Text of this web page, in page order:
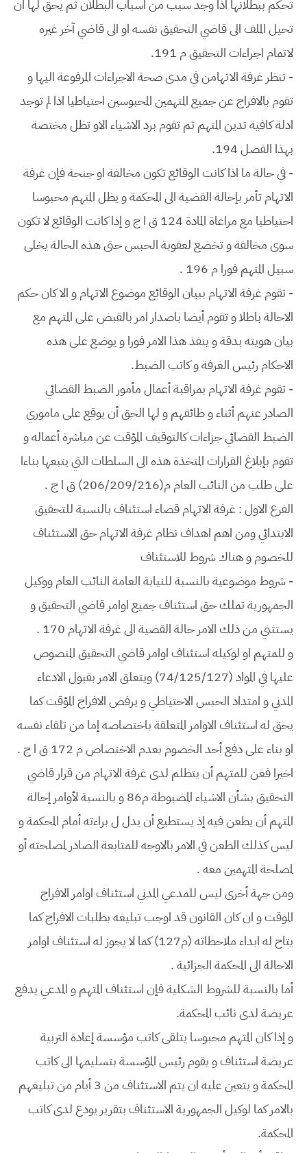
تحكم ببطلانها اذا وجد سبب من اسباب البطلان ثم يحق لها ان
تحيل الملف الى قاضي التحقيق نفسه او الى قاضي آخر غيره
لاتمام اجراءات التحقيق م 191.
- تنظر غرفة الاتهامن في مدى صحة الاجراءات المرفوعة اليها و
تقوم بالافراج عن جميع المتهمين المحبوسين احتياطيا اذا لم توجد
ادلة كافية تدين المتهم ثم تقوم برد الاشياء الاو تظل مختصة
بهذا الفصل 194.
- في حالة ما اذا كانت الوقائع تكون مخالفة او جنحة فإن غرفة
الاتهام تأمر بإحالة القضية الى المحكمة و يظل المتهم محبوسا
احتياطيا مع مراعاة المادة 124 ق ا ج و إذا كانت الوقائع لا تكون
سوى مخالفة و تخضع لعقوبة الحبس حتى هذه الحالة يخلى
سبيل المتهم فورا م 196 .
- تقوم غرفة الاتهام ببيان الوقائع موضوع الاتهام و الا كان حكم
الاحالة باطلا و تقوم أيضا باصدار امر بالقبض على المتهم مع
بيان هويته بدقة و ينفذ هذا الامر فورا و يوضع على هذه
الاحكام رئيس الغرفة و كاتب الضبط.
- تقوم غرفة الاتهام بمراقبة أعمال مأمور الضبط القضائي
الصادر عنهم أثناء و ظائفهم و لها الحق أن يوقع على ماموري
الضبط القضائي جزاءات كالتوقيف المؤقت عن مباشرة أعماله و
تقوم بإبلاغ القرارات المتخذة هذه الى السلطات التي يتبعها بناءا
على طلب من النائب العام م(206/209/216) ق ا ج .
الفرع الاول : غرفة الاتهام قضاء استئناف بالنسبة للتحقيق
الابتدائي ومن اهم اهداف نظام غرفة الاتهام حق الاستئناف
للخصوم و هناك شروط للاستئناف
- شروط موضوعية بالنسبة للنيابة العامة النائب العام ووكيل
الجمهورية تملك حق استئناف جميع اوامر قاضي التحقيق و
يستثني من ذلك الامر حالة القضية الى غرفة الاتهام 170 .
و للمتهم او لوكيله استئناف اوامر قاضي التحقيق المنصوص
عليها في المواد (74/125/127) ويتعلق الامر بقبول الادعاء
المدني و امتداد الحبس الاحتياطي و يرفض الافراج المؤقت كما
يحق له استئناف الاوامر المتعلقة باختصاصه إما من تلقاء نفسه
او بناء على دفع أحد الخصوم بعدم الاختصاص م 172 ق ا ج .
اخيرا فغن للمتهم أن يتظلم لدى غرفة الاتهام من قرار قاضي
التحقيق بشأن الاشياء المضبوطة م86 و بالنسبة لأوامر إحالة
المتهم أن يطعن فيه إذ يستطيع أن يدل ل براءته أمام المحكمة و
ليس كذلك الطعن في الامر بالاوجه للمتابعة الصادر لمصلحته أو
لمصلحة المتهمين معه .
ومن جهة أخرى ليس للمدعي المدني استئناف اوامر الافراج
الموقت و ان كان القانون قد اوجب تبليغه بطلبات الافراج كما
يتاح له ابداء ملاحظاته (م127) كما لا يجوز له استئناف اوامر
الاحالة الى المحكمة الجزائية .
أما بالنسبة للشروط الشكلية فإن استئناف المتهم و المدعي يدفع
عريضة لدى نائب المحكمة.
و إذا كان المتهم محبوسا يتلقى كاتب مؤسسة إعادة التربية
عريضة استئناف و يقوم رئيس المؤسسة بتسليمها الى كاتب
المحكمة و يتعين عليه ان يتم الاستئناف من 3 أيام من تبليغهم
بالامر كما لوكيل الجمهورية الاستئناف بتقرير يودع لدى كاتب
المحكمة.